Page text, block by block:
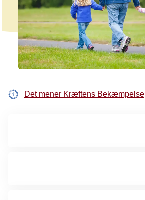
Det mener Kræftens Bekæmpelse